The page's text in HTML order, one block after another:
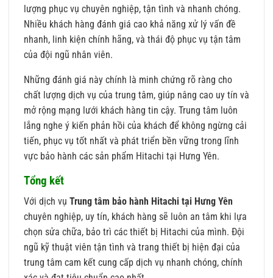
lượng phục vụ chuyên nghiệp, tận tình và nhanh chóng.
Nhiều khách hàng đánh giá cao khả năng xử lý vấn đề
nhanh, linh kiện chính hãng, và thái độ phục vụ tận tâm
của đội ngũ nhân viên.
Những đánh giá này chính là minh chứng rõ ràng cho
chất lượng dịch vụ của trung tâm, giúp nâng cao uy tín và
mở rộng mạng lưới khách hàng tin cậy. Trung tâm luôn
lắng nghe ý kiến phản hồi của khách để không ngừng cải
tiến, phục vụ tốt nhất và phát triển bền vững trong lĩnh
vực bảo hành các sản phẩm Hitachi tại Hưng Yên.
Tổng kết
Với dịch vụ Trung tâm bảo hành Hitachi tại Hưng Yên
chuyên nghiệp, uy tín, khách hàng sẽ luôn an tâm khi lựa
chọn sửa chữa, bảo trì các thiết bị Hitachi của mình. Đội
ngũ kỹ thuật viên tận tình và trang thiết bị hiện đại của
trung tâm cam kết cung cấp dịch vụ nhanh chóng, chính